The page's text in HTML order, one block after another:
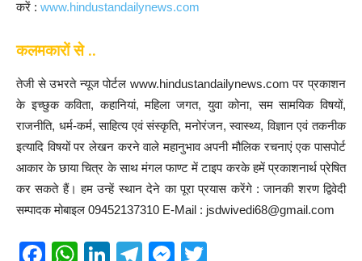
करें : www.hindustandailynews.com
कलमकारों से ..
तेजी से उभरते न्यूज पोर्टल www.hindustandailynews.com पर प्रकाशन
के इच्छुक कविता, कहानियां, महिला जगत, युवा कोना, सम सामयिक विषयों,
राजनीति, धर्म-कर्म, साहित्य एवं संस्कृति, मनोरंजन, स्वास्थ्य, विज्ञान एवं तकनीक
इत्यादि विषयों पर लेखन करने वाले महानुभाव अपनी मौलिक रचनाएं एक पासपोर्ट
आकार के छाया चित्र के साथ मंगल फाण्ट में टाइप करके हमें प्रकाशनार्थ प्रेषित
कर सकते हैं। हम उन्हें स्थान देने का पूरा प्रयास करेंगे : जानकी शरण द्विवेदी
सम्पादक मोबाइल 09452137310 E-Mail : jsdwivedi68@gmail.com
F
W
Li
T
M